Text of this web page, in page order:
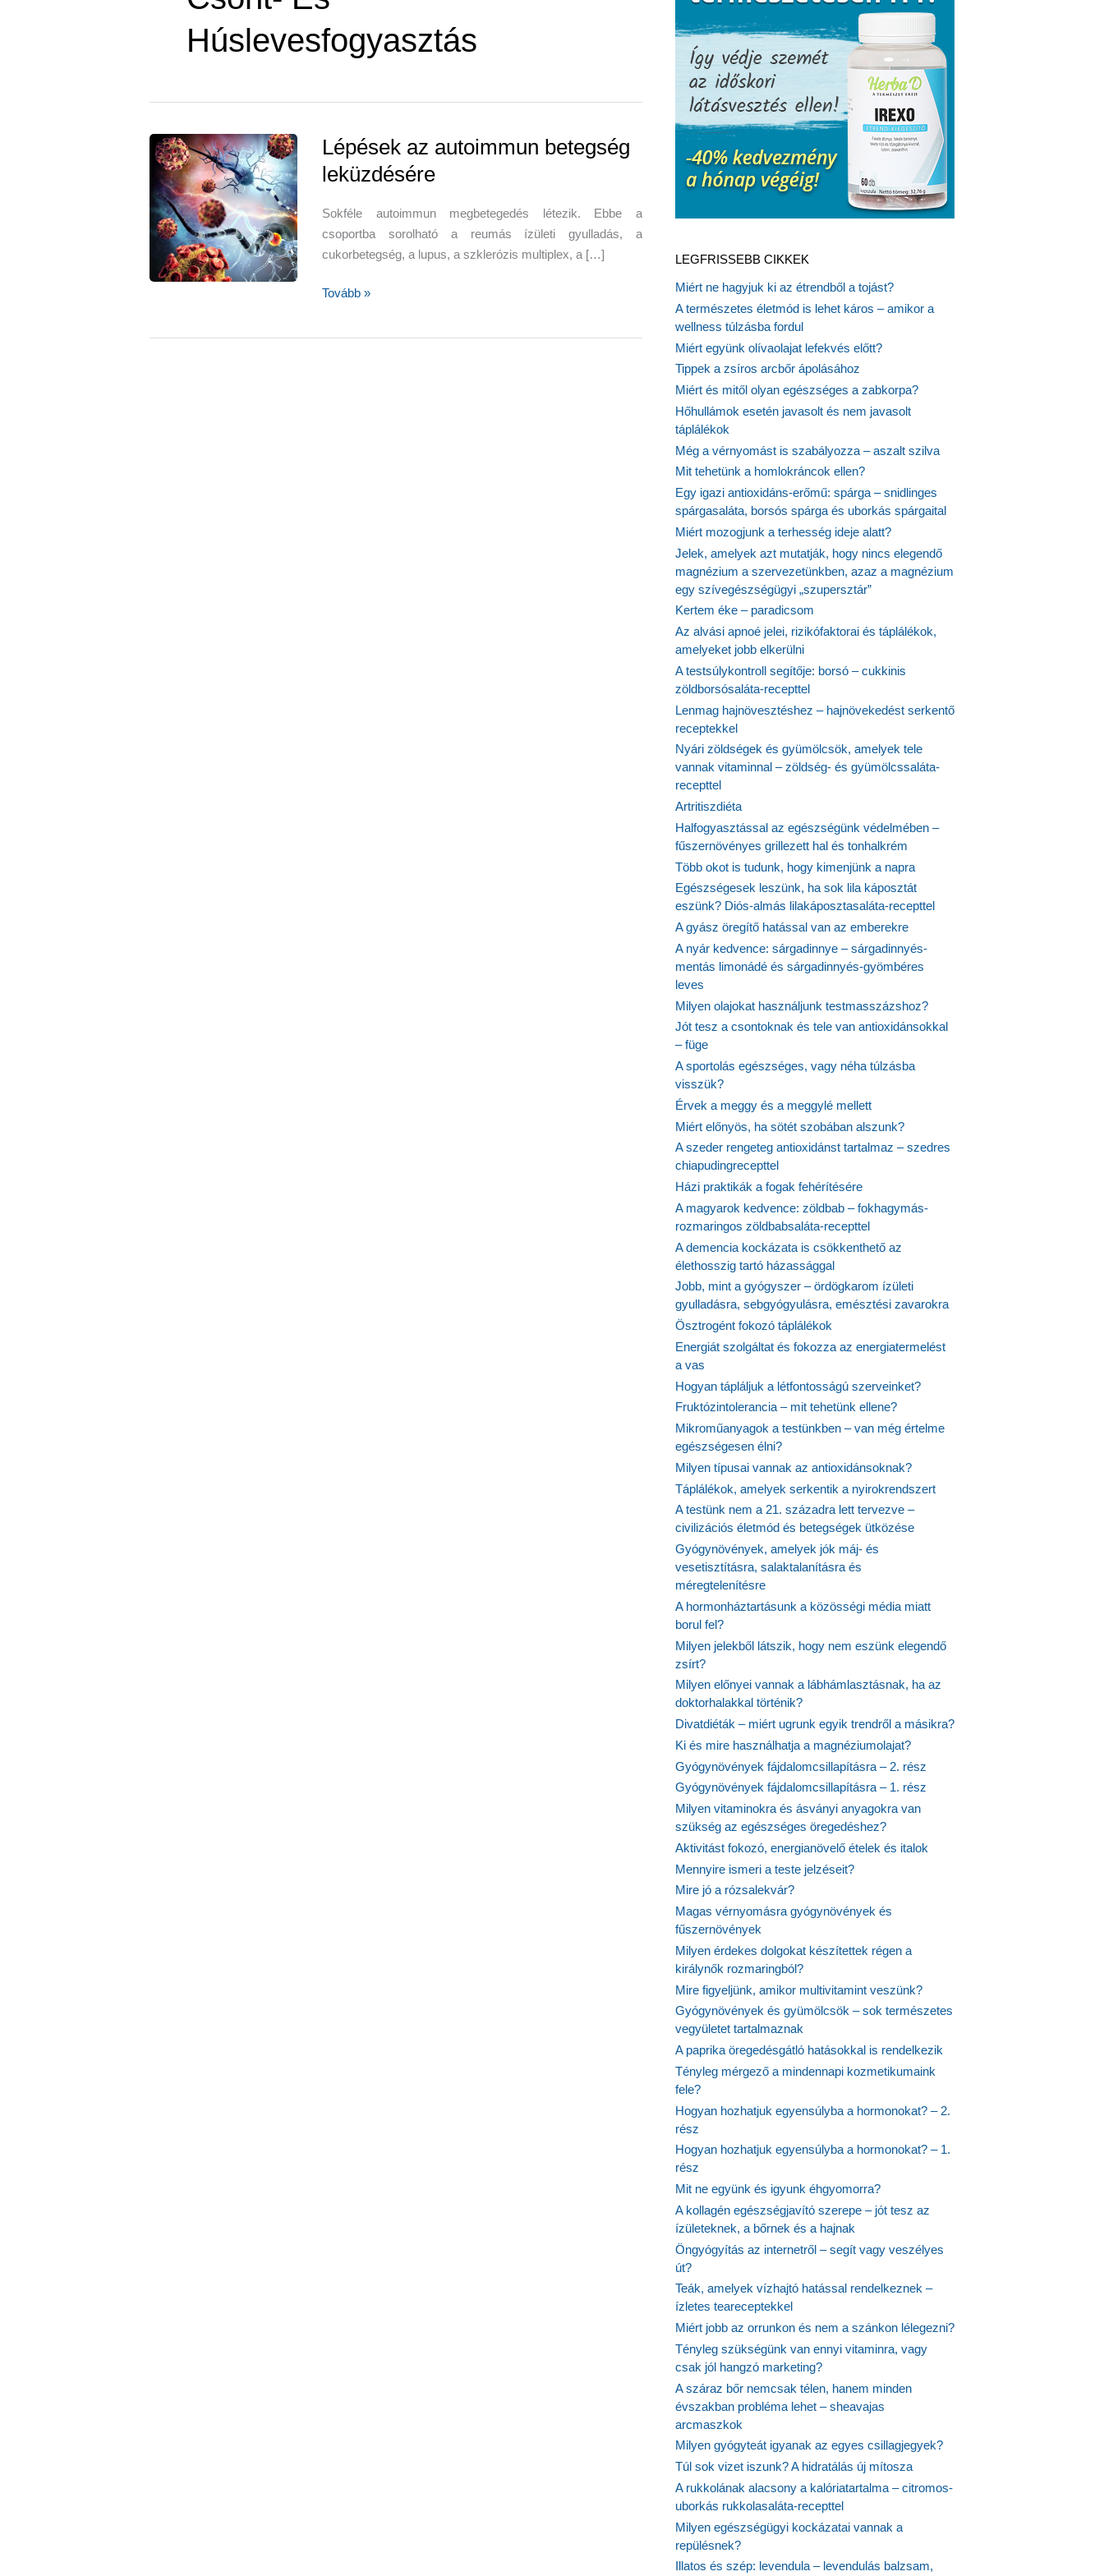
Húslevesfogyasztás
Lépések az autoimmun betegség
leküzdésére
Sokféle autoimmun megbetegedés létezik. Ebbe a
csoportba sorolható a reumás ízületi gyulladás, a
cukorbetegség, a lupus, a szklerózis multiplex, a […]
Lépések
Tovább »
LEGFRISSEBB CIKKEK
Miért ne hagyjuk ki az étrendből a tojást?
A természetes életmód is lehet káros – amikor a
wellness túlzásba fordul
Miért együnk olívaolajat lefekvés előtt?
Tippek a zsíros arcbőr ápolásához
Miért és mitől olyan egészséges a zabkorpa?
Hőhullámok esetén javasolt és nem javasolt
táplálékok
Még a vérnyomást is szabályozza – aszalt szilva
Mit tehetünk a homlokráncok ellen?
Egy igazi antioxidáns-erőmű: spárga – snidlinges
spárgasaláta, borsós spárga és uborkás spárgaital
Miért mozogjunk a terhesség ideje alatt?
Jelek, amelyek azt mutatják, hogy nincs elegendő
magnézium a szervezetünkben, azaz a magnézium
egy szívegészségügyi „szupersztár”
Kertem éke – paradicsom
Az alvási apnoé jelei, rizikófaktorai és táplálékok,
amelyeket jobb elkerülni
A testsúlykontroll segítője: borsó – cukkinis
zöldborsósaláta-recepttel
Lenmag hajnövesztéshez – hajnövekedést serkentő
receptekkel
Nyári zöldségek és gyümölcsök, amelyek tele
vannak vitaminnal – zöldség- és gyümölcssaláta-
recepttel
Artritiszdiéta
Halfogyasztással az egészségünk védelmében –
fűszernövényes grillezett hal és tonhalkrém
Több okot is tudunk, hogy kimenjünk a napra
Egészségesek leszünk, ha sok lila káposztát
eszünk? Diós-almás lilakáposztasaláta-recepttel
A gyász öregítő hatással van az emberekre
A nyár kedvence: sárgadinnye – sárgadinnyés-
mentás limonádé és sárgadinnyés-gyömbéres
leves
Milyen olajokat használjunk testmasszázshoz?
Jót tesz a csontoknak és tele van antioxidánsokkal
– füge
A sportolás egészséges, vagy néha túlzásba
visszük?
Érvek a meggy és a meggylé mellett
Miért előnyös, ha sötét szobában alszunk?
A szeder rengeteg antioxidánst tartalmaz – szedres
chiapudingrecepttel
Házi praktikák a fogak fehérítésére
A magyarok kedvence: zöldbab – fokhagymás-
rozmaringos zöldbabsaláta-recepttel
A demencia kockázata is csökkenthető az
élethosszig tartó házassággal
Jobb, mint a gyógyszer – ördögkarom ízületi
gyulladásra, sebgyógyulásra, emésztési zavarokra
Ösztrogént fokozó táplálékok
Energiát szolgáltat és fokozza az energiatermelést
a vas
Hogyan tápláljuk a létfontosságú szerveinket?
Fruktózintolerancia – mit tehetünk ellene?
Mikroműanyagok a testünkben – van még értelme
egészségesen élni?
Milyen típusai vannak az antioxidánsoknak?
Táplálékok, amelyek serkentik a nyirokrendszert
A testünk nem a 21. századra lett tervezve –
civilizációs életmód és betegségek ütközése
Gyógynövények, amelyek jók máj- és
vesetisztításra, salaktalanításra és
méregtelenítésre
A hormonháztartásunk a közösségi média miatt
borul fel?
Milyen jelekből látszik, hogy nem eszünk elegendő
zsírt?
Milyen előnyei vannak a lábhámlasztásnak, ha az
doktorhalakkal történik?
Divatdiéták – miért ugrunk egyik trendről a másikra?
Ki és mire használhatja a magnéziumolajat?
Gyógynövények fájdalomcsillapításra – 2. rész
Gyógynövények fájdalomcsillapításra – 1. rész
Milyen vitaminokra és ásványi anyagokra van
szükség az egészséges öregedéshez?
Aktivitást fokozó, energianövelő ételek és italok
Mennyire ismeri a teste jelzéseit?
Mire jó a rózsalekvár?
Magas vérnyomásra gyógynövények és
fűszernövények
Milyen érdekes dolgokat készítettek régen a
királynők rozmaringból?
Mire figyeljünk, amikor multivitamint veszünk?
Gyógynövények és gyümölcsök – sok természetes
vegyületet tartalmaznak
A paprika öregedésgátló hatásokkal is rendelkezik
Tényleg mérgező a mindennapi kozmetikumaink
fele?
Hogyan hozhatjuk egyensúlyba a hormonokat? – 2.
rész
Hogyan hozhatjuk egyensúlyba a hormonokat? – 1.
rész
Mit ne együnk és igyunk éhgyomorra?
A kollagén egészségjavító szerepe – jót tesz az
ízületeknek, a bőrnek és a hajnak
Öngyógyítás az internetről – segít vagy veszélyes
út?
Teák, amelyek vízhajtó hatással rendelkeznek –
ízletes teareceptekkel
Miért jobb az orrunkon és nem a szánkon lélegezni?
Tényleg szükségünk van ennyi vitaminra, vagy
csak jól hangzó marketing?
A száraz bőr nemcsak télen, hanem minden
évszakban probléma lehet – sheavajas
arcmaszkok
Milyen gyógyteát igyanak az egyes csillagjegyek?
Túl sok vizet iszunk? A hidratálás új mítosza
A rukkolának alacsony a kalóriatartalma – citromos-
uborkás rukkolasaláta-recepttel
Milyen egészségügyi kockázatai vannak a
repülésnek?
Illatos és szép: levendula – levendulás balzsam,